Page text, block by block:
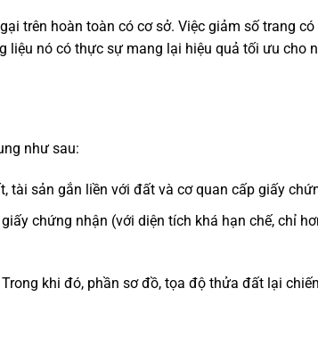
trên hoàn toàn có cơ sở. Việc giảm số trang có
liệu nó có thực sự mang lại hiệu quả tối ưu cho
như sau:
tài sản gắn liền với đất và cơ quan cấp giấy
chứng nhận (với diện tích khá hạn chế, chỉ
khi đó, phần sơ đồ, tọa độ thửa đất lại